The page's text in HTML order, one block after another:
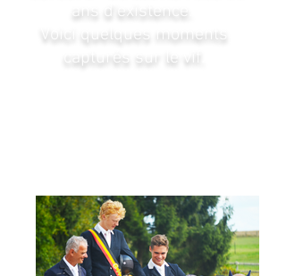
ans d'existence.
Voici quelques moments
capturés sur le vif.